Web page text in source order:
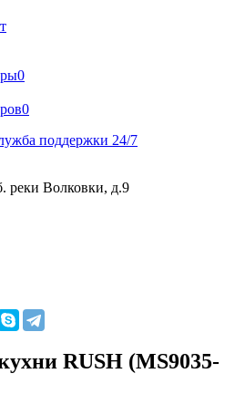
0
0
поддержки 24/7
реки Волковки, д.9
RUSH (MS9035-